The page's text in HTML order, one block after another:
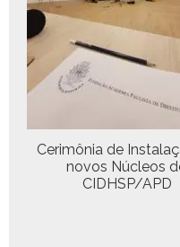
Cer­imô­nia de
novos Núcleos
CIDHSP/APD